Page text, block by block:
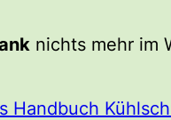
nichts mehr im
Handbuch